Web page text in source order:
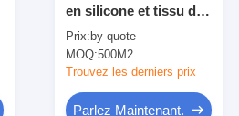
en silicone et tissu de
Prix: by quote
MOQ:500M2
Trouvez les derniers prix
Parlez Maintenant.